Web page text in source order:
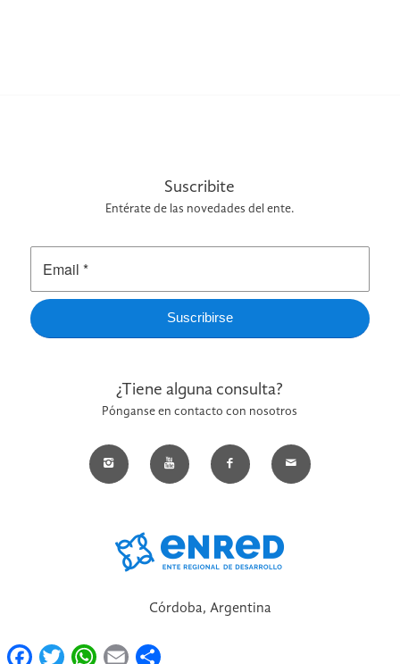
Suscribite
Entérate de las novedades del ente.
¿Tiene alguna consulta?
Pónganse en contacto con nosotros
Córdoba, Argentina
FacebookTwitterWhatsApp
Email